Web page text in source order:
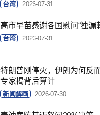
台湾 2026-07-31
高市早苗感谢各国慰问“独漏
台湾 2026-07-31
特朗普刚停火，伊朗为何反
专家揭背后算计
新闻解画 2026-07-30